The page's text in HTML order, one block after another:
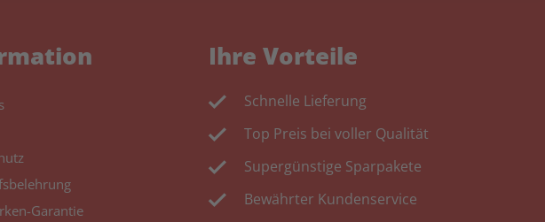
Garantie
Ihre Vorteile
Schnelle Lieferung
Top Preis bei voller Qualität
Supergünstige Sparpakete
Bewährter Kundenservice